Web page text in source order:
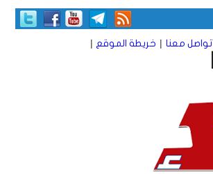
تواصل معنا | خريطة الموقع |